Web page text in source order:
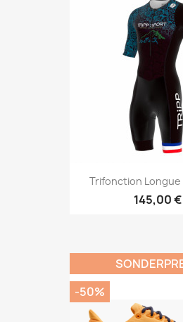
Trifonction Longue
145,00 €
-50%